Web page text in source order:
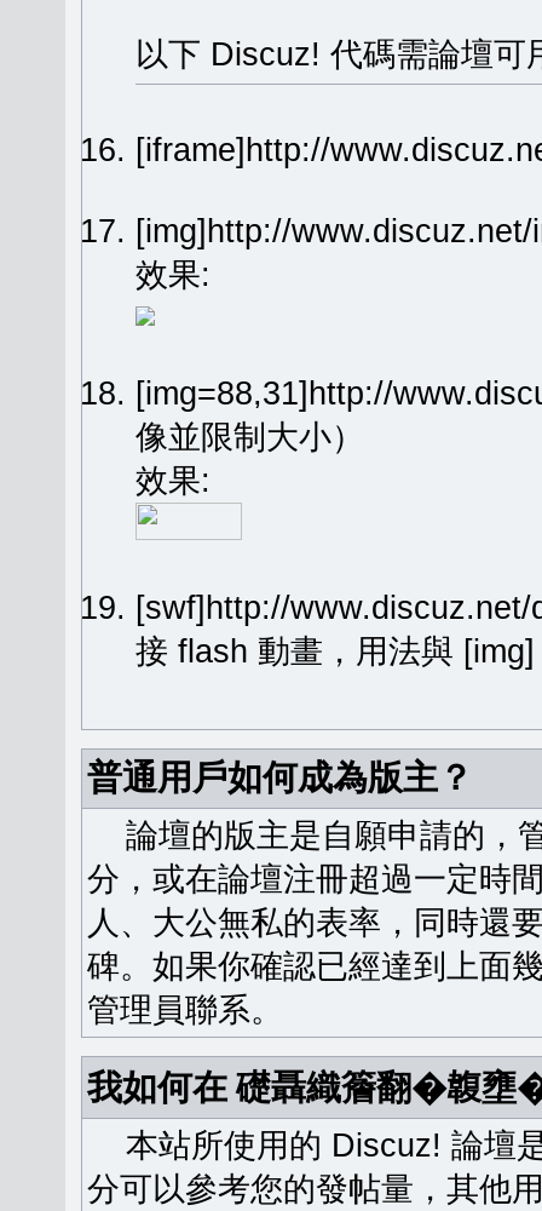
以下 Discuz! 代碼需論壇可
[iframe]http://
[img]http://
效果:
[img=88,31]http://
像並限制大小）
效果:
[swf]http://
接 flash 動畫，用法與
普通用戶如何成為版主？
論壇的版主是自願申請的，
分，或在論壇注冊超過一定時
人、大公無私的表率，同時還
碑。如果你確認已經達到上面
管理員聯系。
我如何在 礎聶織簷翻�䪖壅
本站所使用的 Discuz! 論壇
分可以參考您的發帖量，其他